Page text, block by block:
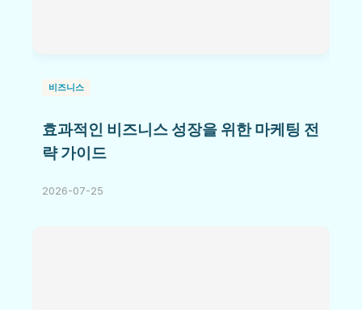
비즈니스
효과적인 비즈니스 성장을 위한 마케팅 전
략 가이드
2026-07-25